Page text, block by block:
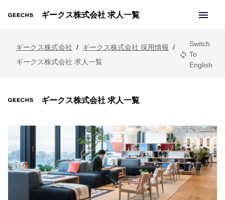
ギークス株式会社 求人一覧 menu
ギークス株式会社 / ギークス株式会社 採用情報 /
ギークス株式会社 求人一覧
sync
Switch
To
English
ギークス株式会社 求人一覧